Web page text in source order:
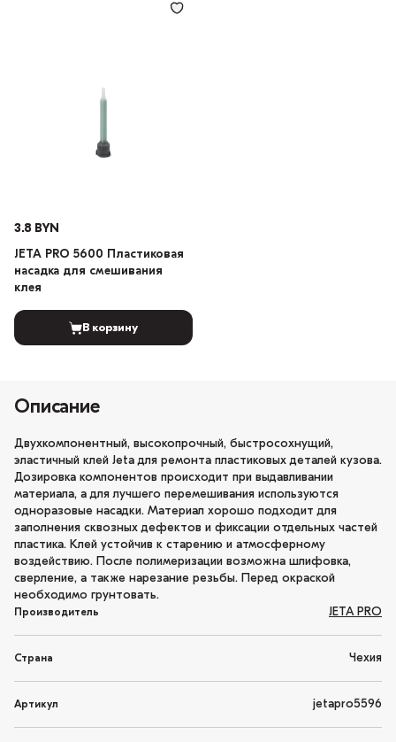
3.8 BYN
JETA PRO 5600 Пластиковая
насадка для смешивания
клея
В корзину
Описание
Двухкомпонентный, высокопрочный, быстросохнущий,
эластичный клей Jeta для ремонта пластиковых деталей кузова.
Дозировка компонентов происходит при выдавливании
материала, а для лучшего перемешивания используются
одноразовые насадки. Материал хорошо подходит для
заполнения сквозных дефектов и фиксации отдельных частей
пластика. Клей устойчив к старению и атмосферному
воздействию. После полимеризации возможна шлифовка,
сверление, а также нарезание резьбы. Перед окраской
необходимо грунтовать.
Производитель JETA PRO
Страна Чехия
Артикул jetapro5596